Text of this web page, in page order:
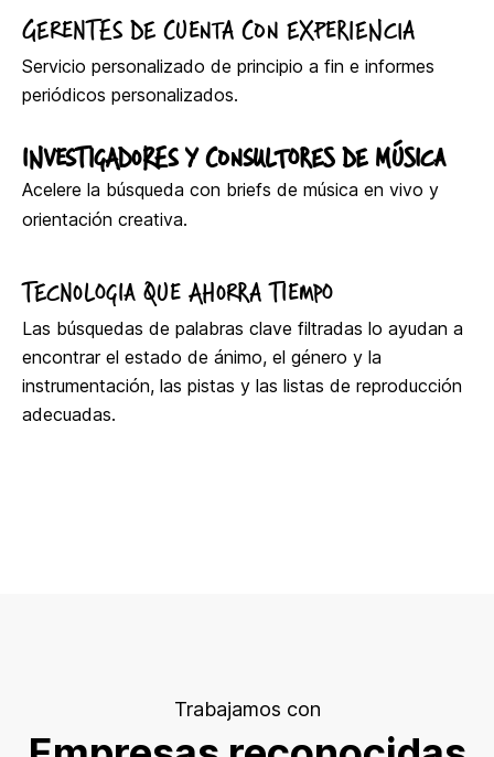
GERENTES DE CUENTA CON EXPERIENCIA
Servicio personalizado de principio a fin e informes
periódicos personalizados.
INVESTIGADORES Y CONSULTORES DE MÚSICA
Acelere la búsqueda con briefs de música en vivo y
orientación creativa.
TECNOLOGIA QUE AHORRA TIEMPO
Las búsquedas de palabras clave filtradas lo ayudan a
encontrar el estado de ánimo, el género y la
instrumentación, las pistas y las listas de reproducción
adecuadas.
Trabajamos con